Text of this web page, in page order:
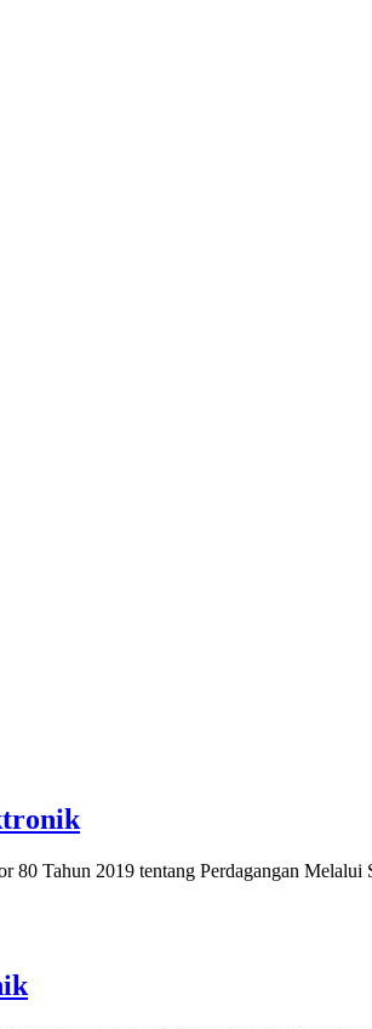
Tahun 2019 tentang Perdagangan